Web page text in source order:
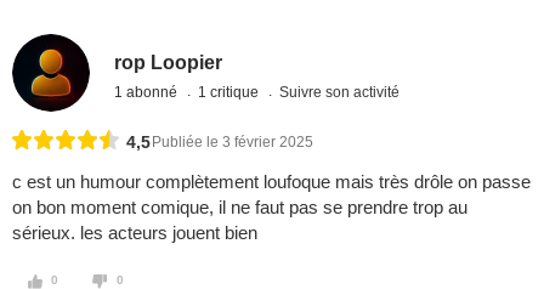
rop Loopier
1 abonné 1 critique Suivre son activité
4,5 Publiée le 3 février 2025
c est un humour complètement loufoque mais très drôle on passe
on bon moment comique, il ne faut pas se prendre trop au
sérieux. les acteurs jouent bien
0 0